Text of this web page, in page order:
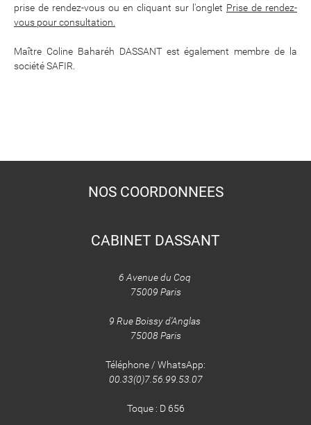
prise de rendez-vous ou en cliquant sur l'onglet Prise de rendez-
vous pour consultation.
Maître Coline Baharéh DASSANT est également membre de la
société SAFIR.
NOS COORDONNEES
CABINET DASSANT
6 Avenue du Coq
75009 Paris
9 Rue Boissy d'Anglas
75008 Paris
Téléphone / WhatsApp:
00.33(0)7.56.99.53.07
​​​​​​​Toque : D 656